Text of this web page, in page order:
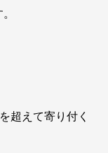
超えて寄り付く